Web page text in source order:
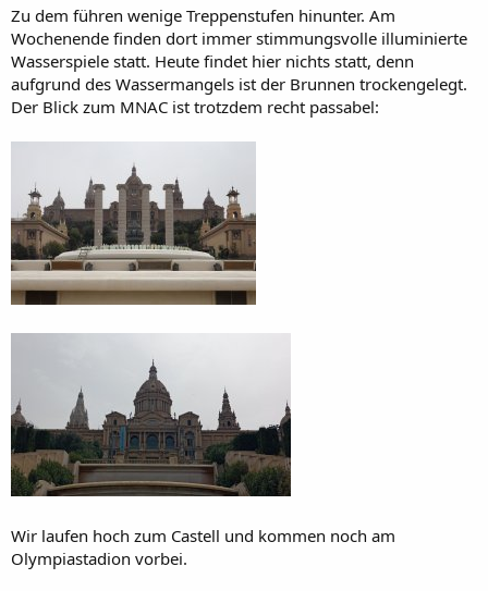
Zu dem führen wenige Treppenstufen hinunter. Am
Wochenende finden dort immer stimmungsvolle illuminierte
Wasserspiele statt. Heute findet hier nichts statt, denn
aufgrund des Wassermangels ist der Brunnen trockengelegt.
Der Blick zum MNAC ist trotzdem recht passabel:
Wir laufen hoch zum Castell und kommen noch am
Olympiastadion vorbei.